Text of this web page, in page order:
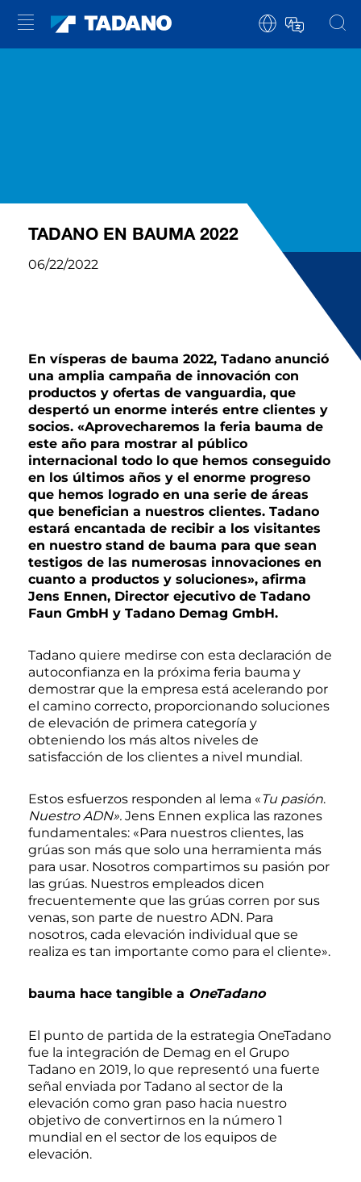
TADANO EN BAUMA 2022
06/22/2022
En vísperas de bauma 2022, Tadano anunció
una amplia campaña de innovación con
productos y ofertas de vanguardia, que
despertó un enorme interés entre clientes y
socios. «Aprovecharemos la feria bauma de
este año para mostrar al público
internacional todo lo que hemos conseguido
en los últimos años y el enorme progreso
que hemos logrado en una serie de áreas
que benefician a nuestros clientes. Tadano
estará encantada de recibir a los visitantes
en nuestro stand de bauma para que sean
testigos de las numerosas innovaciones en
cuanto a productos y soluciones», afirma
Jens Ennen, Director ejecutivo de Tadano
Faun GmbH y Tadano Demag GmbH.
Tadano quiere medirse con esta declaración de
autoconfianza en la próxima feria bauma y
demostrar que la empresa está acelerando por
el camino correcto, proporcionando soluciones
de elevación de primera categoría y
obteniendo los más altos niveles de
satisfacción de los clientes a nivel mundial.
Estos esfuerzos responden al lema «Tu pasión.
Nuestro ADN». Jens Ennen explica las razones
fundamentales: «Para nuestros clientes, las
grúas son más que solo una herramienta más
para usar. Nosotros compartimos su pasión por
las grúas. Nuestros empleados dicen
frecuentemente que las grúas corren por sus
venas, son parte de nuestro ADN. Para
nosotros, cada elevación individual que se
realiza es tan importante como para el cliente».
bauma hace tangible a OneTadano
El punto de partida de la estrategia OneTadano
fue la integración de Demag en el Grupo
Tadano en 2019, lo que representó una fuerte
señal enviada por Tadano al sector de la
elevación como gran paso hacia nuestro
objetivo de convertirnos en la número 1
mundial en el sector de los equipos de
elevación.